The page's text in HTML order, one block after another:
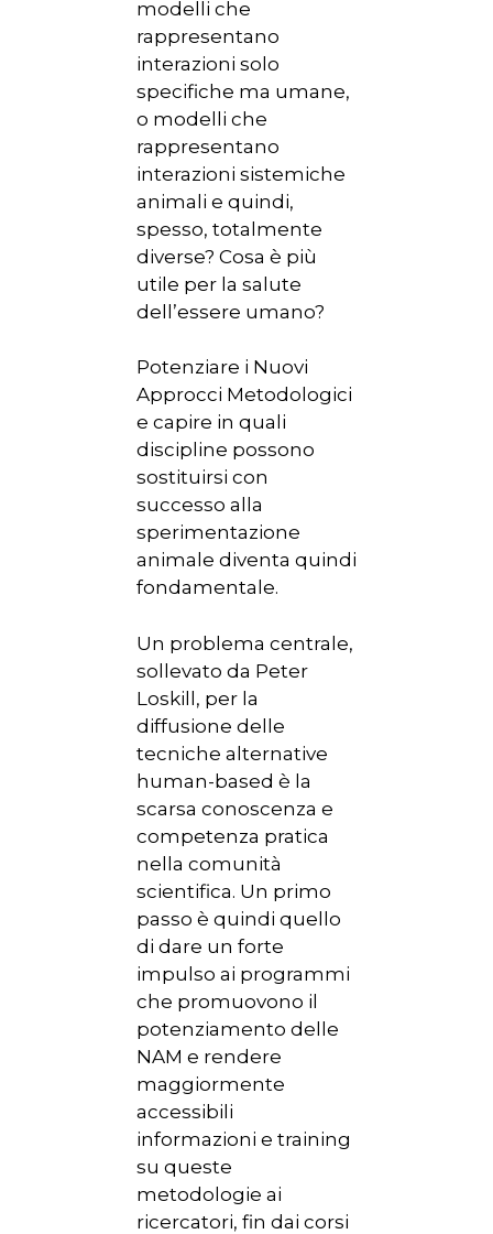
modelli che
rappresentano
interazioni solo
specifiche ma umane,
o modelli che
rappresentano
interazioni sistemiche
animali e quindi,
spesso, totalmente
diverse? Cosa è più
utile per la salute
dell’essere umano?
Potenziare i Nuovi
Approcci Metodologici
e capire in quali
discipline possono
sostituirsi con
successo alla
sperimentazione
animale diventa quindi
fondamentale.
Un problema centrale,
sollevato da Peter
Loskill, per la
diffusione delle
tecniche alternative
human-based è la
scarsa conoscenza e
competenza pratica
nella comunità
scientifica. Un primo
passo è quindi quello
di dare un forte
impulso ai programmi
che promuovono il
potenziamento delle
NAM e rendere
maggiormente
accessibili
informazioni e training
su queste
metodologie ai
ricercatori, fin dai corsi